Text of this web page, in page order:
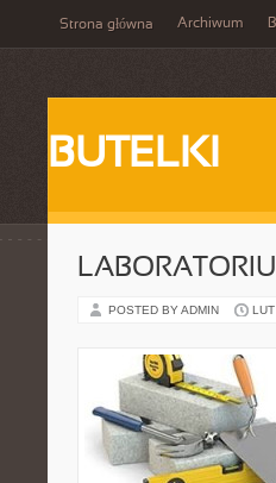
Strona główna Archiwum
BUTELKI
POSTED BY ADMIN